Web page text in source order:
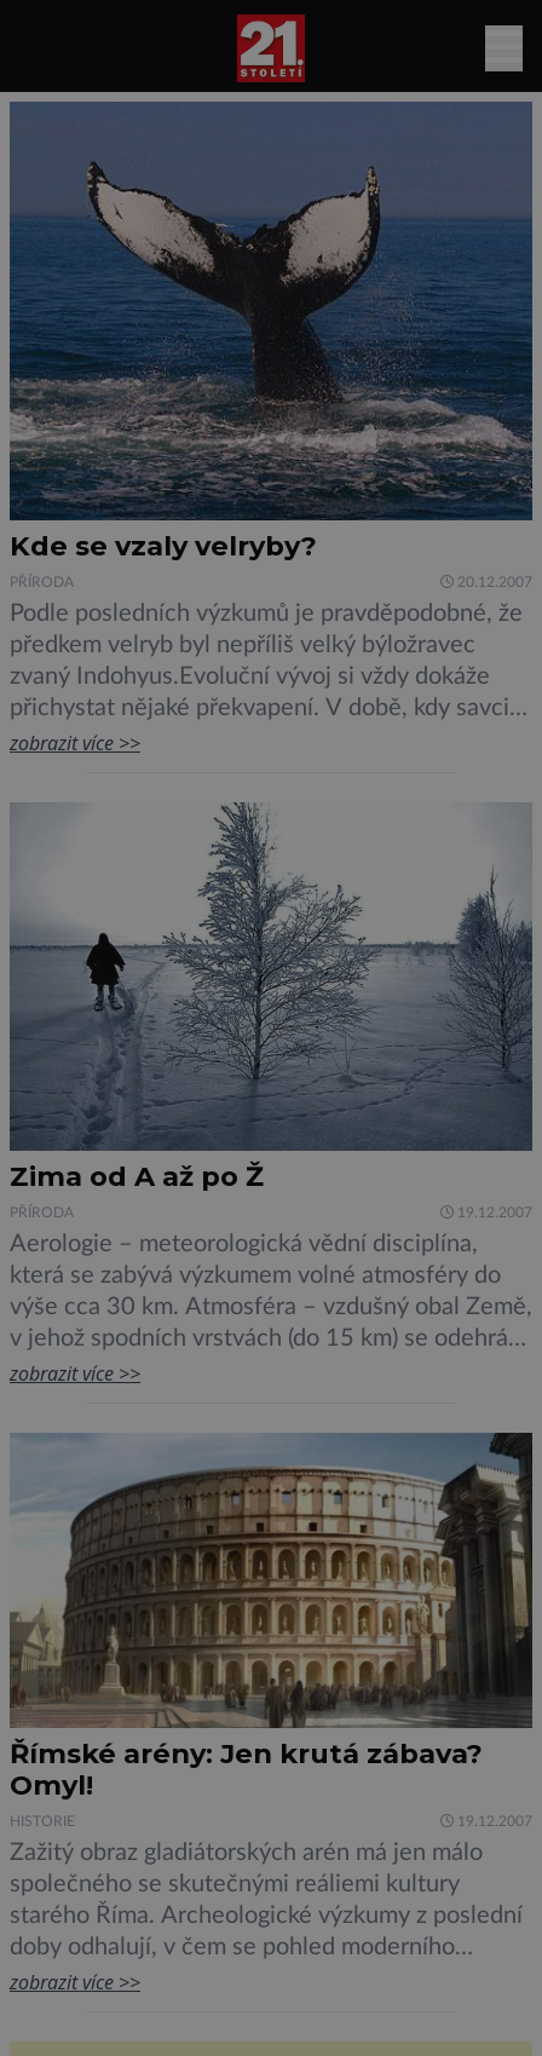
Kde se vzaly velryby?
PŘÍRODA 20.12.2007
Podle posledních výzkumů je pravděpodobné, že
předkem velryb byl nepříliš velký býložravec
zvaný Indohyus.Evoluční vývoj si vždy dokáže
přichystat nějaké překvapení. V době, kdy savci
již ovládali souši, se zdálo, že oceány jsou jim
své útočiště před predátory hledali právě ve
vodě. A na život ve vodě se tito savci […]
zobrazit více >>
Zima od A až po Ž
PŘÍRODA 19.12.2007
Aerologie – meteorologická vědní disciplína,
která se zabývá výzkumem volné atmosféry do
výše cca 30 km. Atmosféra – vzdušný obal Země,
v jehož spodních vrstvách (do 15 km) se odehrává
počasí – je směsí dusíku (78, 084 objemových %)
hlavně jako „tlumič“ vyrovnávající aktivitu kyslíku.
Zbytek atmosféry […]
zobrazit více >>
Římské arény: Jen krutá zábava?
Omyl!
HISTORIE 19.12.2007
Zažitý obraz gladiátorských arén má jen málo
společného se skutečnými reáliemi kultury
starého Říma. Archeologické výzkumy z poslední
doby odhalují, v čem se pohled moderního
Evropana na „krutou zábavu“ mýlí.Významný
divadelní hry z gladiátorského prostředí vycházel
zobrazit více >>